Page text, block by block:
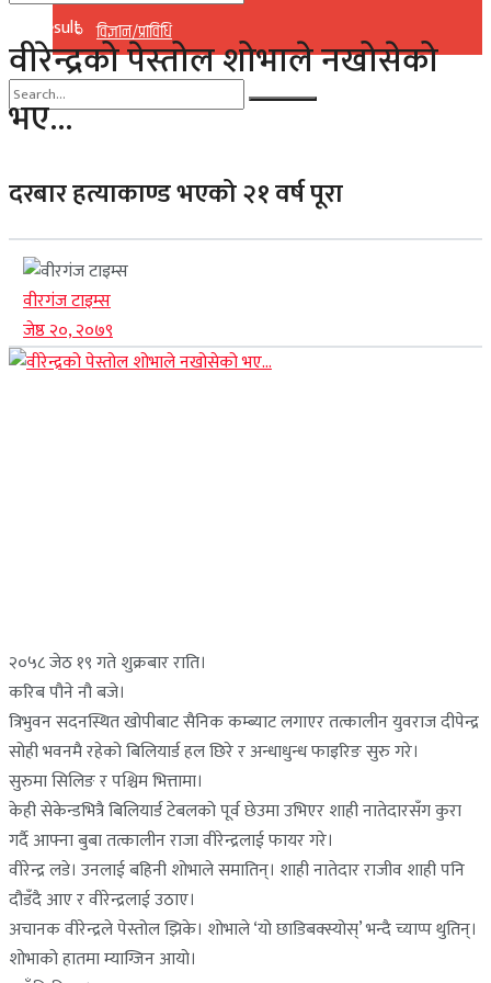
विज्ञान/प्राविधि
No Result
View All Result
No Result
View All Result
वीरेन्द्रको पेस्तोल शोभाले नखोसेको
भए…
दरबार हत्याकाण्ड भएको २१ वर्ष पूरा
वीरगंज टाइम्स
जेष्ठ २०, २०७९
२०५८ जेठ १९ गते शुक्रबार राति।
करिब पौने नौ बजे।
त्रिभुवन सदनस्थित खोपीबाट सैनिक कम्ब्याट लगाएर तत्कालीन युवराज दीपेन्द्र
सोही भवनमै रहेको बिलियार्ड हल छिरे र अन्धाधुन्ध फाइरिङ सुरु गरे।
सुरुमा सिलिङ र पश्चिम भित्तामा।
केही सेकेन्डभित्रै बिलियार्ड टेबलको पूर्व छेउमा उभिएर शाही नातेदारसँग कुरा
गर्दै आफ्ना बुबा तत्कालीन राजा वीरेन्द्रलाई फायर गरे।
वीरेन्द्र लडे। उनलाई बहिनी शोभाले समातिन्। शाही नातेदार राजीव शाही पनि
दौडँदै आए र वीरेन्द्रलाई उठाए।
अचानक वीरेन्द्रले पेस्तोल झिके। शोभाले ‘यो छाडिबक्स्योस्’ भन्दै च्याप्प थुतिन्।
शोभाको हातमा म्याग्जिन आयो।